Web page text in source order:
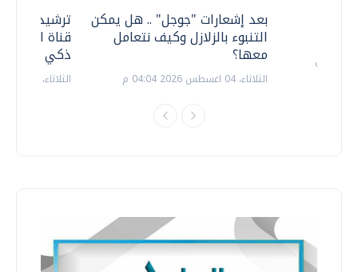
ترشيدا
قناة
ذكي
الثلاثاء، 14 يوليو 2026 06:11 م
بعد إشعارات "جوجل" .. هل يمكن
التنبوء بالزلازل وكيف نتعامل
معها؟
الثلاثاء، 04 اغسطس 2026 04:04 م